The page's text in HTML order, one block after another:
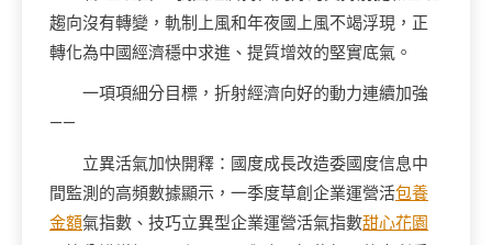
趨向沒有轉變，軌制上風和年夜國上風不竭浮現，正
轉化為中國經濟穩中求進、提質增效的堅實底氣。
一項項細分目標，折射經濟向好的動力連續加強
——
立異活氣加快開釋：國度成長改造委國度信息中
間監測的高頻數據顯示，一季度草創企業運營活包養
金額氣指數、技巧立異型企業運營活氣指數甜心花園